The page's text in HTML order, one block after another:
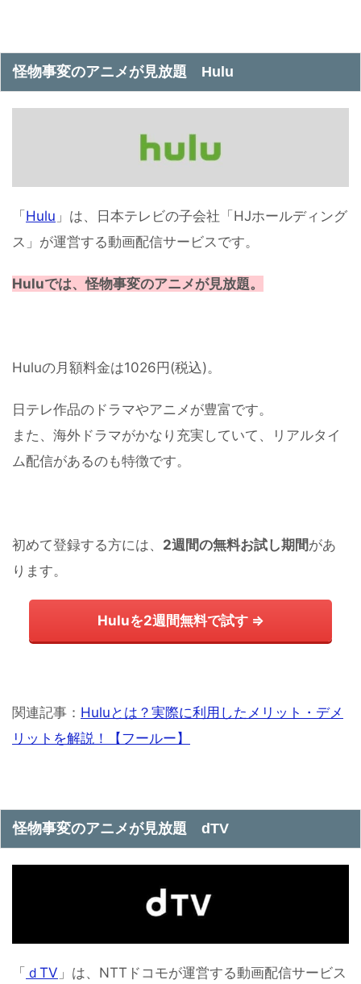
怪物事変のアニメが見放題 Hulu
「 Hulu 」は、日本テレビの子会社「HJホールディング
ス」が運営する動画配信サービスです。
Huluでは、怪物事変のアニメが見放題。
Huluの月額料金は1026円(税込)。
日テレ作品のドラマやアニメが豊富です。
また、海外ドラマがかなり充実していて、リアルタイ
ム配信があるのも特徴です。
初めて登録する方には、 2週間の無料お試し期間があ
ります。
Huluを2週間無料で試す ⇒
関連記事： Huluとは？実際に利用したメリット・デメ
リットを解説！【フールー】
怪物事変のアニメが見放題 dTV
「 ｄTV 」は、NTTドコモが運営する動画配信サービス